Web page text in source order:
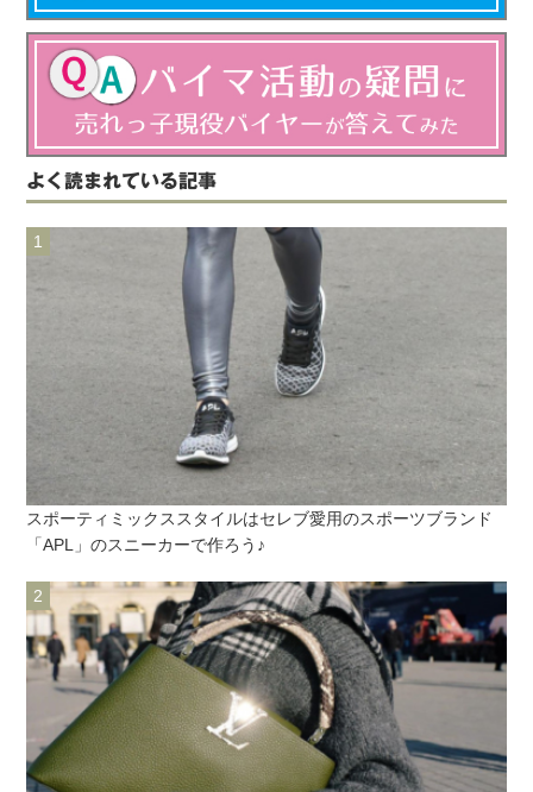
よく読まれている記事
スポーティミックススタイルはセレブ愛用のスポーツブランド
「APL」のスニーカーで作ろう♪